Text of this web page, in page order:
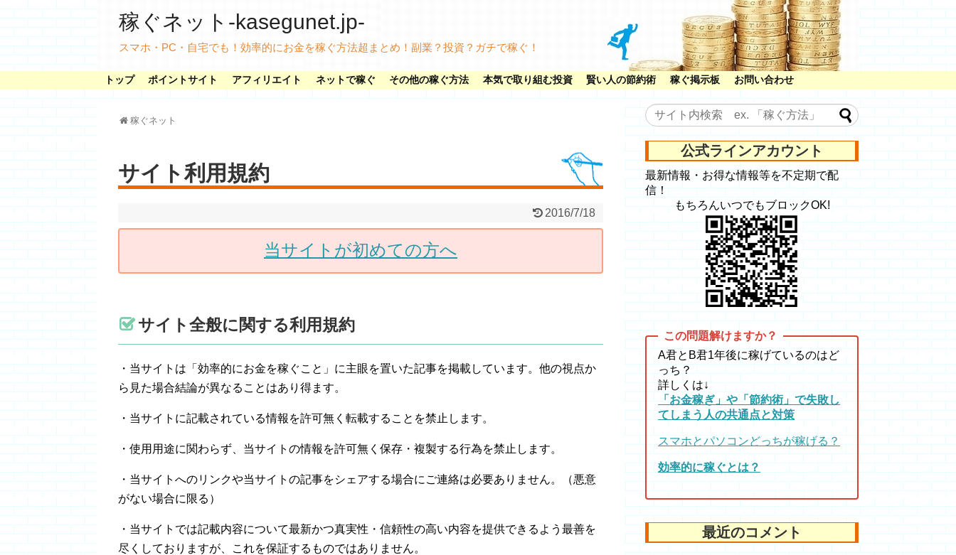
稼ぐネット-kasegunet.jp-
スマホ・PC・自宅でも！効率的にお金を稼ぐ方法超まとめ！副業？投資？ガチで稼ぐ！
トップ ポイントサイト アフィリエイト ネットで稼ぐ その他の稼ぐ方法 本気で取り組む投資 賢い人の節約術 稼ぐ掲示板 お問い合わせ
稼ぐネット
サイト利用規約
2016/7/18
当サイトが初めての方へ
サイト全般に関する利用規約
・当サイトは「効率的にお金を稼ぐこと」に主眼を置いた記事を掲載しています。他の視点か
ら見た場合結論が異なることはあり得ます。
・当サイトに記載されている情報を許可無く転載することを禁止します。
・使用用途に関わらず、当サイトの情報を許可無く保存・複製する行為を禁止します。
・当サイトへのリンクや当サイトの記事をシェアする場合にご連絡は必要ありません。（悪意
がない場合に限る）
・当サイトでは記載内容について最新かつ真実性・信頼性の高い内容を提供できるよう最善を
尽くしておりますが、これを保証するものではありません。
公式ラインアカウント
最新情報・お得な情報等を不定期で配
信！
もちろんいつでもブロックOK!
A君とB君1年後に稼げているのはど
っち？
詳しくは↓
「お金稼ぎ」や「節約術」で失敗し
てしまう人の共通点と対策
スマホとパソコンどっちが稼げる？
効率的に稼ぐとは？
最近のコメント